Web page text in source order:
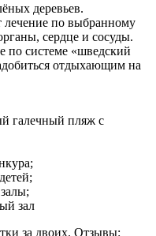
деревьев.
лечение по выбранному
сердце и сосуды.
по системе «шведский
отдыхающим на
галечный пляж с
зал
за двоих. Отзывы: